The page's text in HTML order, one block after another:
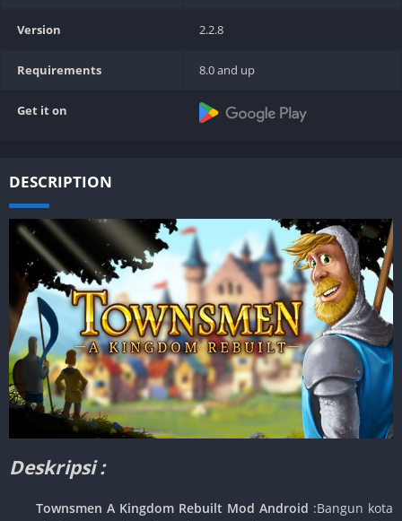
Version 2.2.8
Requirements 8.0 and up
Get it on
DESCRIPTION
Deskripsi :
Townsmen A Kingdom Rebuilt Mod Android :Bangun kota